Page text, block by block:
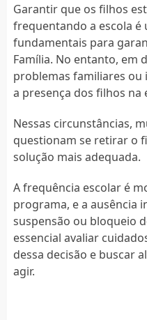
Garantir que os filhos
frequentando a escola é
fundamentais para
Família. No entanto, em
problemas familiares
a presença dos filhos na
Nessas circunstâncias,
questionam se retirar o
solução mais adequada.
A frequência escolar é
programa, e a ausência
suspensão ou bloqueio
essencial avaliar
dessa decisão e buscar
agir.